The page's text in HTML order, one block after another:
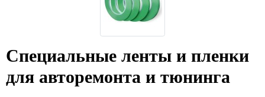
Специальные ленты и пленки
для авторемонта и тюнинга